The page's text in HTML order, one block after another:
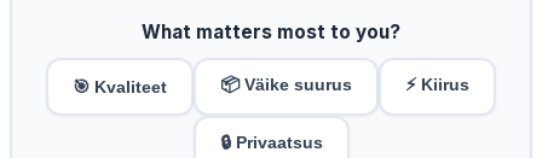
What matters most to you?
🎯 Kvaliteet 📦 Väike suurus ⚡ Kiirus
🔒 Privaatsus